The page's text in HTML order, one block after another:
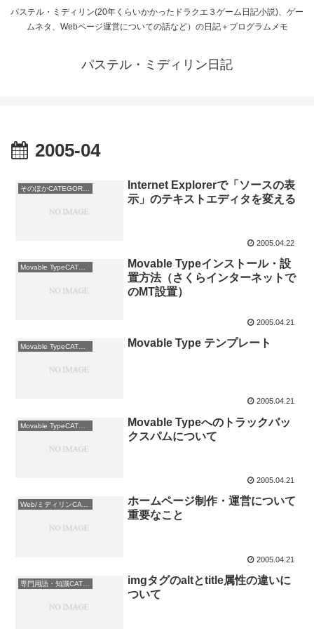
パステル・ミディリン(20年くらいかかったドラクエ３ゲーム日記小説)、ゲー
ムネタ、Webページ運営についての話など）の日記＋プログラムメモ
パステル・ミディリン日記
2005-04
Internet Explorerで「ソースの表
示」のテキストエディタを変える
2005.04.22
Movable TypeCATEGORY: HP・ブログ運営術
Movable Typeインストール・設
置方法（さくらインターネットで
のMT設置）
2005.04.21
Movable Type テンプレート
2005.04.21
Movable Typeへのトラックバッ
クスパムについて
2005.04.21
Web/ミディリンCATEGORY: HP・ブログ運営術
ホームページ制作・運営について
重要なこと
2005.04.21
imgタグのaltとtitle属性の違いに
ついて